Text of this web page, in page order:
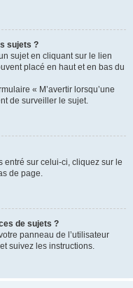
sujets ?
sujet en cliquant sur le lien
placé en haut et en bas du
« M’avertir lorsqu’une
de surveiller le sujet.
entré sur celui-ci, cliquez sur le
de page.
de sujets ?
panneau de l’utilisateur
suivez les instructions.